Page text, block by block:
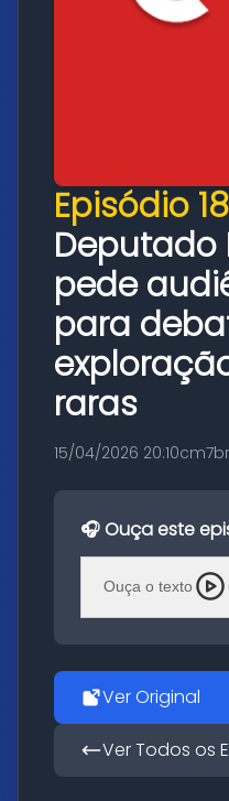
Episódio
Deputado
pede
para
raras
15/04/2026 20:10
🎧 Ouça este
Ouça o texto
Ver Original
Ver Todos os